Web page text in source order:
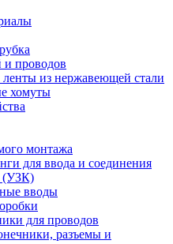
и проводов
из нержавеющей стали
хомуты
монтажа
для ввода и соединения
(УЗК)
вводы
для проводов
разъемы и